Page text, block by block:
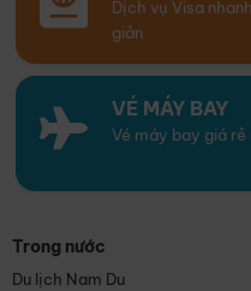
Dịch vụ Visa
giản
VÉ MÁY BAY
Vé máy bay giá
Trong nước
Du lịch Nam Du